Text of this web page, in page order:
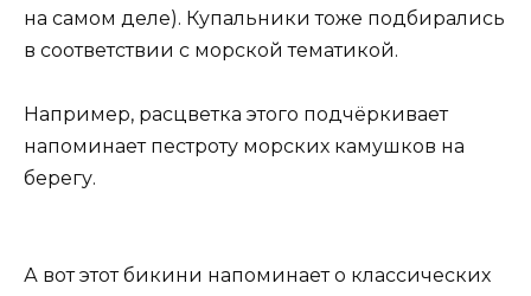
на самом деле). Купальники тоже подбирались
в соответствии с морской тематикой.
Например, расцветка этого подчёркивает
напоминает пестроту морских камушков на
берегу.
А вот этот бикини напоминает о классических